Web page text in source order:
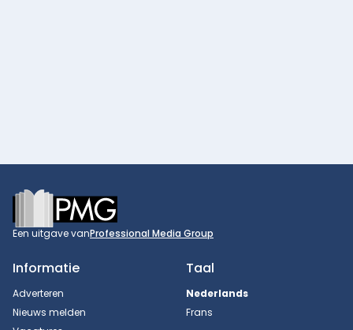
Footer
Een uitgave vanProfessional Media Group
Informatie
Adverteren
Nieuws melden
Taal
Nederlands
Frans